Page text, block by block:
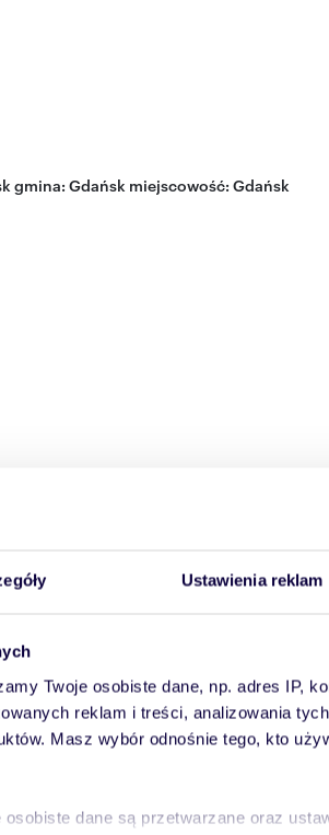
Ustawienia reklam
Twoje osobiste dane, np. adres IP,
reklam i treści, analizowania
Masz wybór odnośnie tego, kto
dane są przetwarzane oraz
gmina: Gdańsk miejscowość: Gdańsk